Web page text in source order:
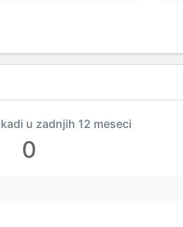
u zadnjih 12 meseci
0